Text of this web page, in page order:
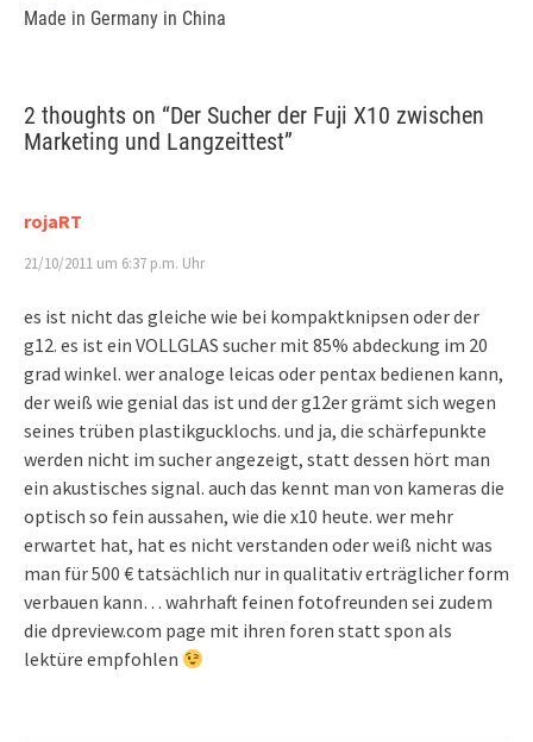
Made in Germany in China
2 thoughts on “Der Sucher der Fuji X10 zwischen
Marketing und Langzeittest”
rojaRT
21/10/2011 um 6:37 p.m. Uhr
es ist nicht das gleiche wie bei kompaktknipsen oder der
g12. es ist ein VOLLGLAS sucher mit 85% abdeckung im 20
grad winkel. wer analoge leicas oder pentax bedienen kann,
der weiß wie genial das ist und der g12er grämt sich wegen
seines trüben plastikgucklochs. und ja, die schärfepunkte
werden nicht im sucher angezeigt, statt dessen hört man
ein akustisches signal. auch das kennt man von kameras die
optisch so fein aussahen, wie die x10 heute. wer mehr
erwartet hat, hat es nicht verstanden oder weiß nicht was
man für 500 € tatsächlich nur in qualitativ erträglicher form
verbauen kann… wahrhaft feinen fotofreunden sei zudem
die dpreview.com page mit ihren foren statt spon als
lektüre empfohlen